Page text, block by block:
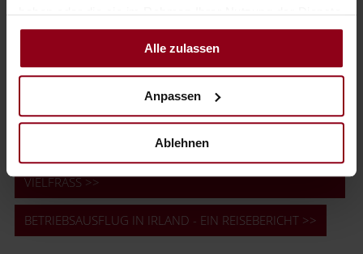
haben oder die sie im Rahmen Ihrer Nutzung der Dienste
gesammelt haben.
Alle zulassen
Anpassen
Ablehnen
Der Betriebsausflug in Malta und die gemeinsame Zeit wird
dem ganzen Team noch lange in Erinnerung bleiben!
BETRIEBSAUSFLUG BOLOGNA - SOUVENIR FÜR EINEN
VIELFRASS >>
BETRIEBSAUSFLUG IN IRLAND - EIN REISEBERICHT >>